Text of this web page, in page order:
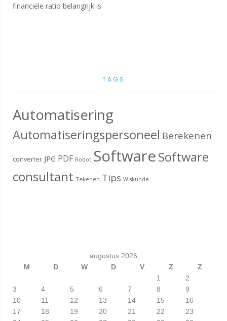
financiële ratio belangrijk is
TAGS
Automatisering
Automatiseringspersoneel Berekenen
converter JPG PDF Robot SoftwareSoftware
consultant Tekenen Tips Wiskunde
augustus 2026
M
D W D V Z
Z
1
2
3
4 5 6 7 8
9
10
11 12 13 14 15
16
17
18 19 20 21 22
23